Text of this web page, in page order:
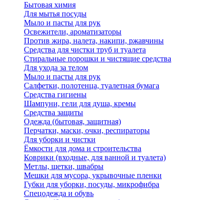
Бытовая химия
Для мытья посуды
Мыло и пасты для рук
Освежители, ароматизаторы
Против жира, налета, накипи, ржавчины
Средства для чистки труб и туалета
Стиральные порошки и чистящие средства
Для ухода за телом
Мыло и пасты для рук
Салфетки, полотенца, туалетная бумага
Средства гигиены
Шампуни, гели для душа, кремы
Средства защиты
Одежда (бытовая, защитная)
Перчатки, маски, очки, респираторы
Для уборки и чистки
Ёмкости для дома и строительства
Коврики (входные, для ванной и туалета)
Метлы, щетки, швабры
Мешки для мусора, укрывочные пленки
Губки для уборки, посуды, микрофибра
Спецодежда и обувь